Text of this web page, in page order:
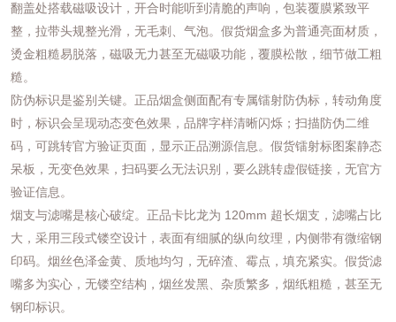
翻盖处搭载磁吸设计，开合时能听到清脆的声响，包装覆膜紧致平
整，拉带头规整光滑，无毛刺、气泡。假货烟盒多为普通亮面材质，
烫金粗糙易脱落，磁吸无力甚至无磁吸功能，覆膜松散，细节做工粗
糙。
防伪标识是鉴别关键。正品烟盒侧面配有专属镭射防伪标，转动角度
时，标识会呈现动态变色效果，品牌字样清晰闪烁；扫描防伪二维
码，可跳转官方验证页面，显示正品溯源信息。假货镭射标图案静态
呆板，无变色效果，扫码要么无法识别，要么跳转虚假链接，无官方
验证信息。
烟支与滤嘴是核心破绽。正品卡比龙为 120mm 超长烟支，滤嘴占比
大，采用三段式镂空设计，表面有细腻的纵向纹理，内侧带有微缩钢
印码。烟丝色泽金黄、质地均匀，无碎渣、霉点，填充紧实。假货滤
嘴多为实心，无镂空结构，烟丝发黑、杂质繁多，烟纸粗糙，甚至无
钢印标识。